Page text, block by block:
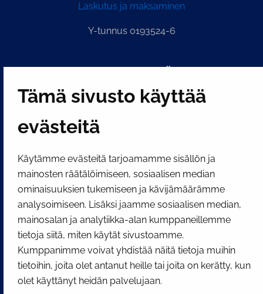
Tämä sivusto käyttää
evästeitä
Käytämme evästeitä tarjoamamme sisällön ja
mainosten räätälöimiseen, sosiaalisen median
ominaisuuksien tukemiseen ja kävijämäärämme
analysoimiseen. Lisäksi jaamme sosiaalisen median,
mainosalan ja analytiikka-alan kumppaneillemme
tietoja siitä, miten käytät sivustoamme.
Kumppanimme voivat yhdistää näitä tietoja muihin
tietoihin, joita olet antanut heille tai joita on kerätty, kun
olet käyttänyt heidän palvelujaan.
Laskutus ja maksaminen
Y-tunnus 0193524-6
Näytä evästeasetukseni
SOSIAALINEN MEDIA
Facebook InstagramYouTube